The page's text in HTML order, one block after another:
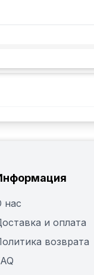
нас
и оплата
возврата